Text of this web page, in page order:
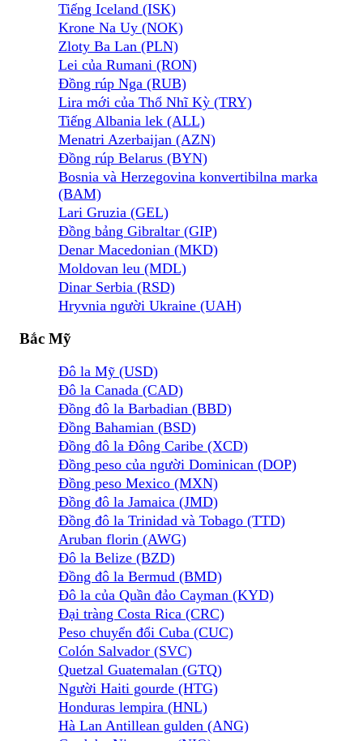
Tiếng Iceland (ISK)
Krone Na Uy (NOK)
Zloty Ba Lan (PLN)
Lei của Rumani (RON)
Đồng rúp Nga (RUB)
Lira mới của Thổ Nhĩ Kỳ (TRY)
Tiếng Albania lek (ALL)
Menatri Azerbaijan (AZN)
Đồng rúp Belarus (BYN)
Bosnia và Herzegovina konvertibilna marka
(BAM)
Lari Gruzia (GEL)
Đồng bảng Gibraltar (GIP)
Denar Macedonian (MKD)
Moldovan leu (MDL)
Dinar Serbia (RSD)
Hryvnia người Ukraine (UAH)
Bắc Mỹ
Đô la Mỹ (USD)
Đô la Canada (CAD)
Đồng đô la Barbadian (BBD)
Đồng Bahamian (BSD)
Đồng đô la Đông Caribe (XCD)
Đồng peso của người Dominican (DOP)
Đồng peso Mexico (MXN)
Đồng đô la Jamaica (JMD)
Đồng đô la Trinidad và Tobago (TTD)
Aruban florin (AWG)
Đô la Belize (BZD)
Đồng đô la Bermud (BMD)
Đô la của Quần đảo Cayman (KYD)
Đại tràng Costa Rica (CRC)
Peso chuyển đổi Cuba (CUC)
Colón Salvador (SVC)
Quetzal Guatemalan (GTQ)
Người Haiti gourde (HTG)
Honduras lempira (HNL)
Hà Lan Antillean gulden (ANG)